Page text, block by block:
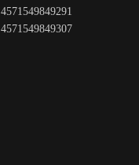
4571549849291
4571549849307